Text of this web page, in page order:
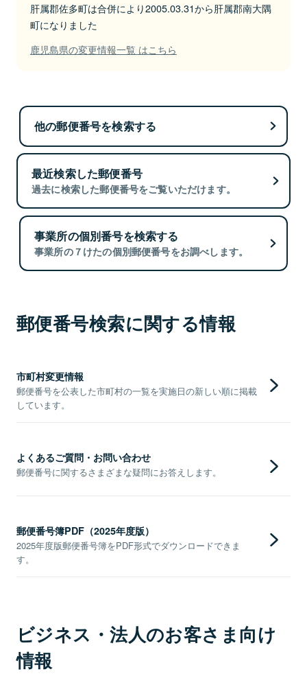
肝属郡佐多町は合併により2005.03.31から肝属郡南大隅
町になりました
鹿児島県の変更情報一覧 はこちら
他の郵便番号を検索する
最近検索した郵便番号
過去に検索した郵便番号をご覧いただけます。
事業所の個別番号を検索する
事業所の７けたの個別郵便番号をお調べします。
郵便番号検索に関する情報
市町村変更情報
郵便番号を公表した市町村の一覧を実施日の新しい順に掲載
しています。
よくあるご質問・お問い合わせ
郵便番号に関するさまざまな疑問にお答えします。
郵便番号簿PDF（2025年度版）
2025年度版郵便番号簿をPDF形式でダウンロードできま
す。
ビジネス・法人のお客さま向け
情報